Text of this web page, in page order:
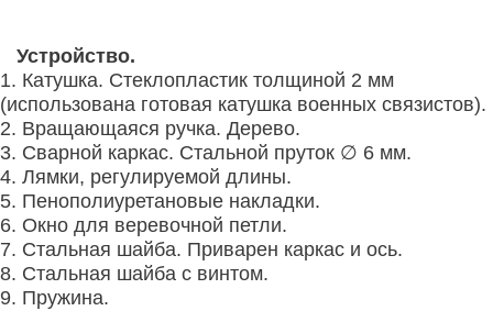
Устройство.
1. Катушка. Стеклопластик толщиной 2 мм
(использована готовая катушка военных связистов).
2. Вращающаяся ручка. Дерево.
3. Сварной каркас. Стальной пруток ∅ 6 мм.
4. Лямки, регулируемой длины.
5. Пенополиуретановые накладки.
6. Окно для веревочной петли.
7. Стальная шайба. Приварен каркас и ось.
8. Стальная шайба с винтом.
9. Пружина.